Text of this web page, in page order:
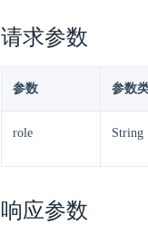
请求参数
参数 参数
role String
响应参数